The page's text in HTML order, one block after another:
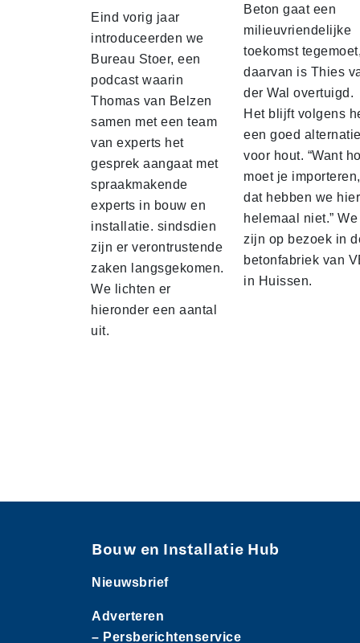
Eind vorig jaar
introduceerden we
Bureau Stoer, een
podcast waarin
Thomas van Belzen
samen met een team
van experts het
gesprek aangaat met
spraakmakende
experts in bouw en
installatie. sindsdien
zijn er verontrustende
zaken langsgekomen.
We lichten er
hieronder een aantal
uit.
Beton gaat een
milieuvriendelijke
toekomst tegemoet,
daarvan is Thies
der Wal overtuigd.
Het blijft volgens
een goed
voor hout. “Want
moet je importeren,
dat hebben we hier
helemaal niet.” We
zijn op bezoek in
betonfabriek van
in Huissen.
Bouw en Installatie Hub
Nieuwsbrief
Adverteren
– Persberichtenservice